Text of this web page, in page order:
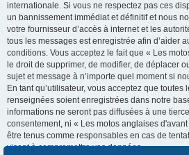
internationale. Si vous ne respectez pas ces
un bannissement immédiat et définitif et nous
votre fournisseur d’accès à internet et les
tous les messages est enregistrée afin d’aider
conditions. Vous acceptez le fait que « Les
le droit de supprimer, de modifier, de déplacer
sujet et message à n’importe quel moment si
En tant qu’utilisateur, vous acceptez que
renseignées soient enregistrées dans notre
informations ne seront pas diffusées à une
consentement, ni « Les motos anglaises
être tenus comme responsables en cas de
visant à compromettre vos données.